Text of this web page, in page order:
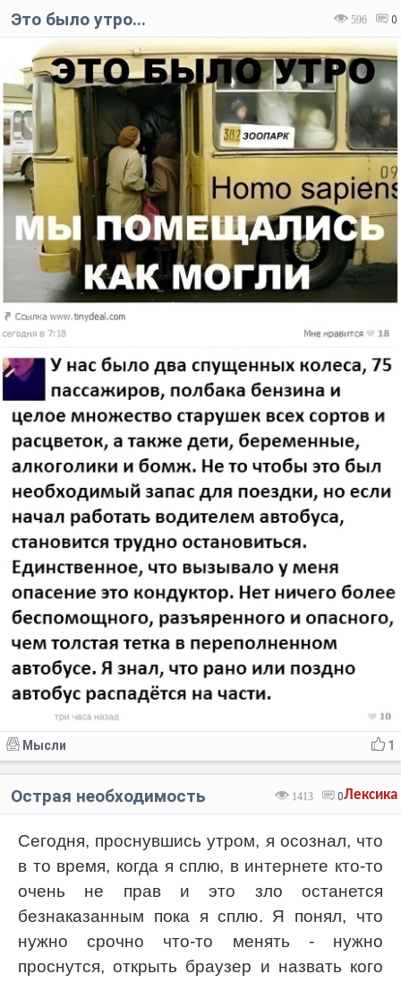
596 0
Это было утро...
1
Мысли
Лексика
1413 0
Острая необходимость
Сегодня, проснувшись утром, я осознал, что
в то время, когда я сплю, в интернете кто-то
очень не прав и это зло останется
безнаказанным пока я сплю. Я понял, что
нужно срочно что-то менять - нужно
проснутся, открыть браузер и назвать кого